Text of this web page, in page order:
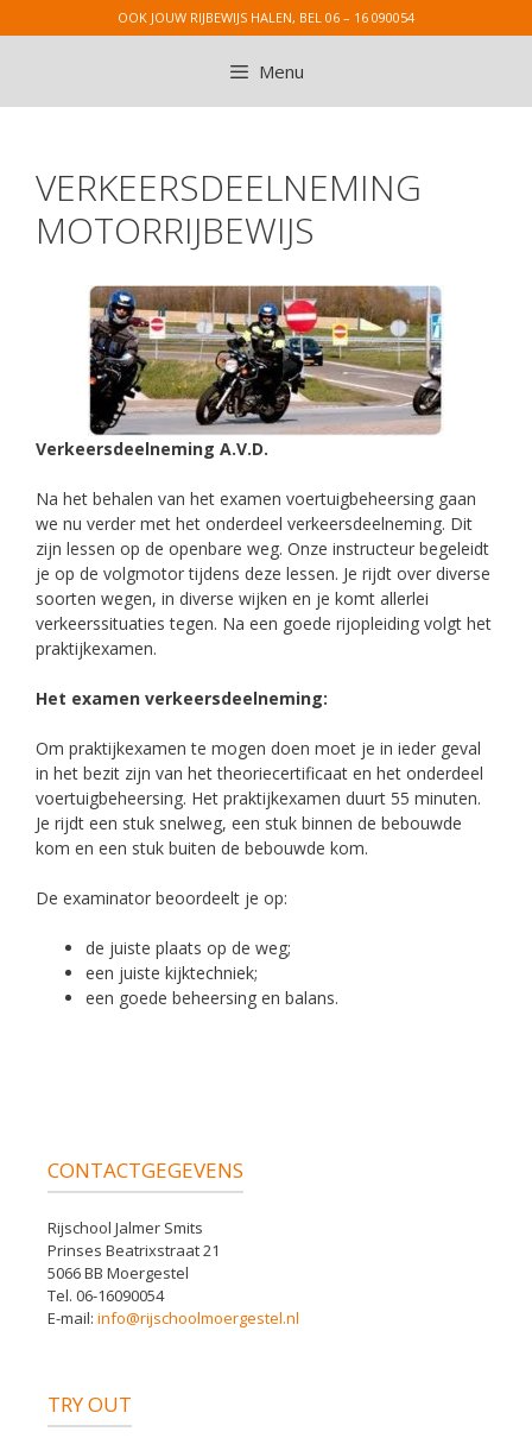
naar
OOK JOUW RIJBEWIJS HALEN, BEL 06 – 16 090054
Menu
VERKEERSDEELNEMING
MOTORRIJBEWIJS
Verkeersdeelneming A.V.D.
Na het behalen van het examen voertuigbeheersing gaan
we nu verder met het onderdeel verkeersdeelneming. Dit
zijn lessen op de openbare weg. Onze instructeur begeleidt
je op de volgmotor tijdens deze lessen. Je rijdt over diverse
soorten wegen, in diverse wijken en je komt allerlei
verkeerssituaties tegen. Na een goede rijopleiding volgt het
praktijkexamen.
Het examen verkeersdeelneming:
Om praktijkexamen te mogen doen moet je in ieder geval
in het bezit zijn van het theoriecertificaat en het onderdeel
voertuigbeheersing. Het praktijkexamen duurt 55 minuten.
Je rijdt een stuk snelweg, een stuk binnen de bebouwde
kom en een stuk buiten de bebouwde kom.
De examinator beoordeelt je op:
de juiste plaats op de weg;
een juiste kijktechniek;
een goede beheersing en balans.
CONTACTGEGEVENS
Rijschool Jalmer Smits
Prinses Beatrixstraat 21
5066 BB Moergestel
Tel. 06-16090054
E-mail: info@rijschoolmoergestel.nl
TRY OUT